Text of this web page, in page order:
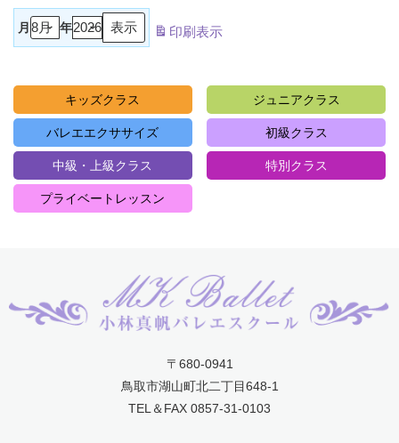
月 年 印刷表示
キッズクラス ジュニアクラス
バレエエクササイズ 初級クラス
中級・上級クラス 特別クラス
プライベートレッスン
〒680-0941
鳥取市湖山町北二丁目648-1
TEL＆FAX 0857-31-0103